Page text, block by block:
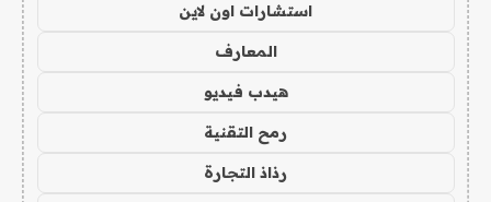
استشارات اون لاين
المعارف
هيدب فيديو
رمح التقنية
رذاذ التجارة